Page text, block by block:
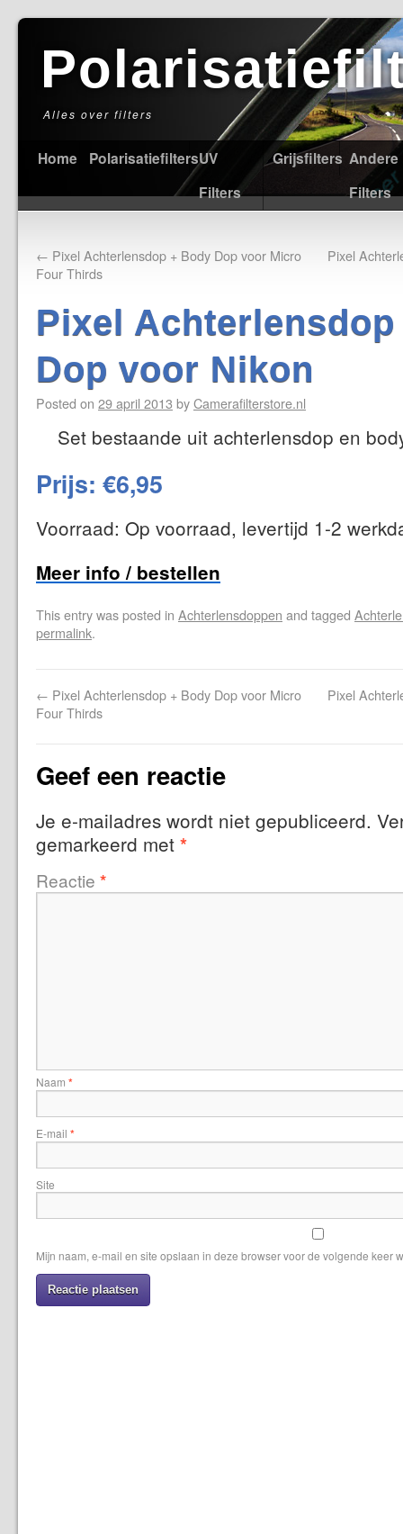
Alles over filters
Home PolarisatiefiltersUV
Filters
Grijsfilters Andere
Filters
← Pixel Achterlensdop + Body Dop voor Micro
Four Thirds
Pixel
Pixel
Dop voor Nikon
Posted on 29 april 2013 byCamerafilterstore.nl
Set bestaande uit achterlensdop en
Prijs: €6,95
Voorraad: Op voorraad, levertijd 1-2
Meer info / bestellen
This entry was posted in Achterlensdoppen and tagged
permalink.
← Pixel Achterlensdop + Body Dop voor Micro
Four Thirds
Pixel
Geef een reactie
Je e-mailadres wordt niet gepubliceerd.
gemarkeerd met *
Reactie *
Naam *
E-mail *
Site
Mijn naam, e-mail en site opslaan in deze browser voor de volgende keer